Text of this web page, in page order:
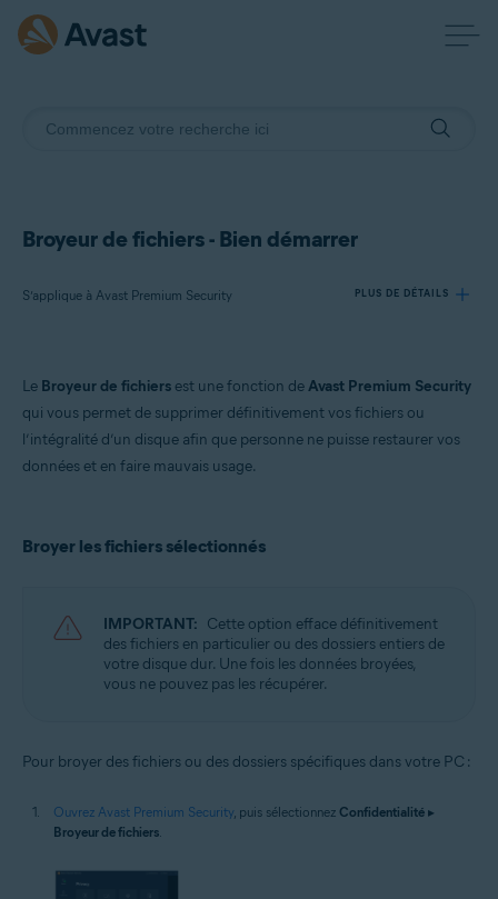
Broyeur de fichiers - Bien démarrer
S’applique à Avast Premium Security PLUS DE DÉTAILS
Avast Premium Security 24.x
Microsoft Windows 8/Professionnel/Entreprise (32/64 bits)
Le Broyeur de fichiers est une fonction deAvast Premium Security
qui vous permet de supprimer définitivement vos fichiers ou
l’intégralité d’un disque afin que personne ne puisse restaurer vos
données et en faire mauvais usage.
Broyer les fichiers sélectionnés
IMPORTANT: Cette option efface définitivement
des fichiers en particulier ou des dossiers entiers de
votre disque dur. Une fois les données broyées,
vous ne pouvez pas les récupérer.
Pour broyer des fichiers ou des dossiers spécifiques dans votre PC :
Ouvrez Avast Premium Security, puis sélectionnez Confidentialité ▸
Broyeur de fichiers.